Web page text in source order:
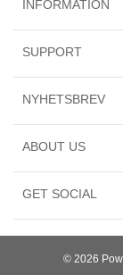
INFORMATION
SUPPORT
NYHETSBREV
ABOUT US
GET SOCIAL
© 2026